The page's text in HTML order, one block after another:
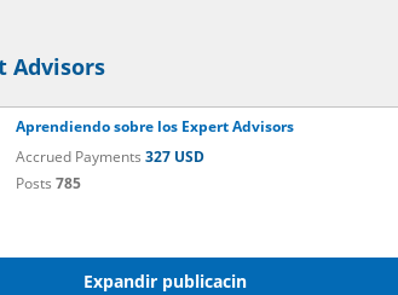
Advisors
Aprendiendo sobre los Expert Advisors
Accrued Payments 327 USD
Posts 785
Expandir publicacin